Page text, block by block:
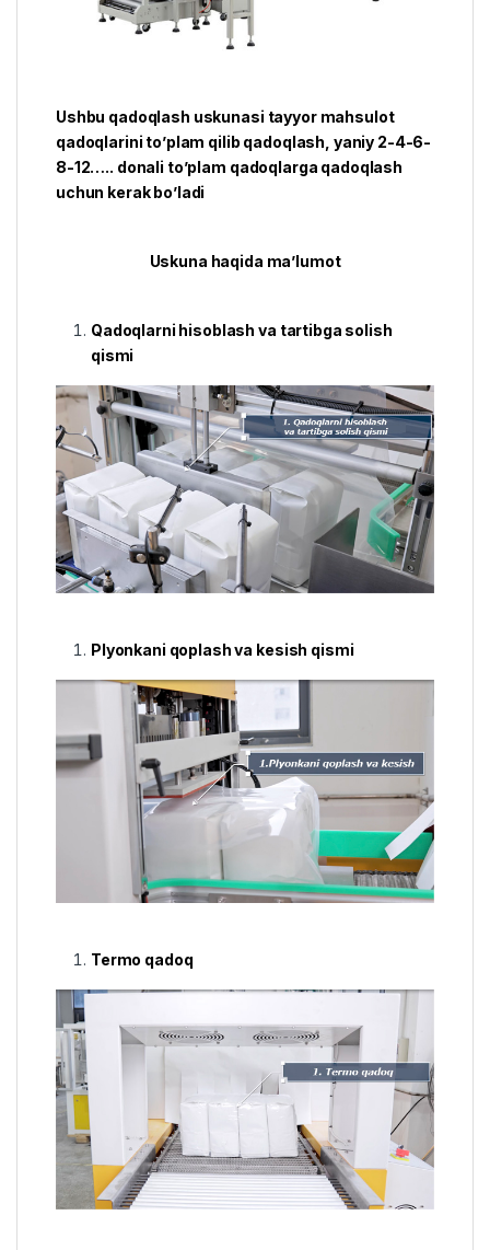
Ushbu qadoqlash uskunasi tayyor mahsulot
qadoqlarini to’plam qilib qadoqlash, yaniy 2-4-6-
8-12….. donali to’plam qadoqlarga qadoqlash
uchun kerak bo’ladi
Uskuna haqida ma’lumot
Qadoqlarni hisoblash va tartibga solish
qismi
Plyonkani qoplash va kesish qismi
Termo qadoq